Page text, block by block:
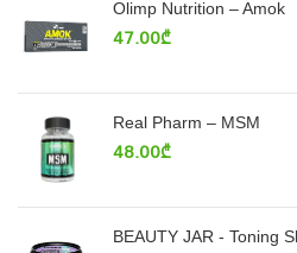
Olimp Nutrition – Amok
47.00₾
Real Pharm – MSM
48.00₾
BEAUTY JAR - Toning